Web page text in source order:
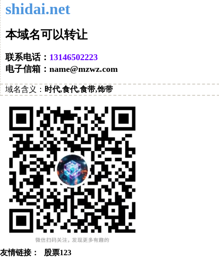
shidai.net
让转以可名域本
联系电话： 32220564131
电子信箱： moc.zwzm@eman
域名含义： 时代,食代,食带,饰带
友情链接： 股票123